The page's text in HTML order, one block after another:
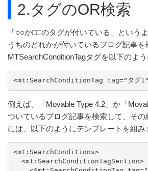
2.タグのOR検索
「○○か□□のタグが付いている」という
うちのどれかが付いているブログ記事を
MTSearchConditionTagタグを以下のよう
<mt:SearchConditionTag tag="タグ
例えば、「Movable Type 4.2」か「
ついているブログ記事を検索して、その
には、以下のようにテンプレートを組み
<mt:SearchConditions>
  <mt:SearchConditionTagSection>